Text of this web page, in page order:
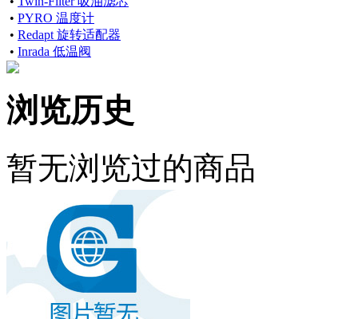
• PYRO 温度计
• Redapt 旋转适配器
• Inrada 低温阀
浏览历史
暂无浏览过的商品